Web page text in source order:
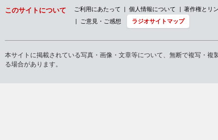
このサイトについて ご利用にあたって 個人情報について
著作権とリ
ご意見・ご感想
ラジオサイトマップ
本サイトに掲載されている写真・画像・文章等について、無断で複写・
る場合があります。